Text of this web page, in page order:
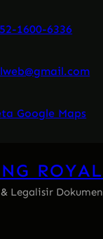
1600-6336
Google Maps
ROYAL
Legalisir Dokumen